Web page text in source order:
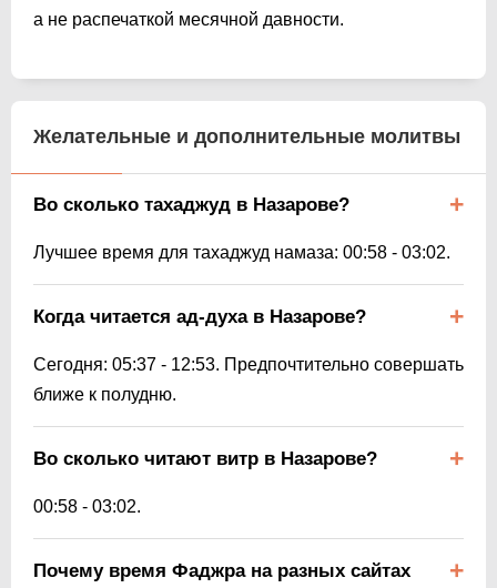
а не распечаткой месячной давности.
Желательные и дополнительные молитвы
Во сколько тахаджуд в Назарове?
Лучшее время для тахаджуд намаза: 00:58 - 03:02.
Когда читается ад-духа в Назарове?
Сегодня: 05:37 - 12:53. Предпочтительно совершать
ближе к полудню.
Во сколько читают витр в Назарове?
00:58 - 03:02.
Почему время Фаджра на разных сайтах